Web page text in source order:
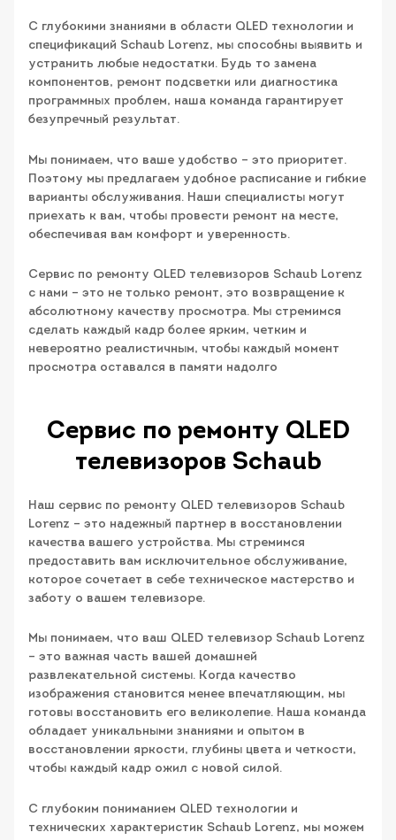
С глубокими знаниями в области QLED технологии и
спецификаций Schaub Lorenz, мы способны выявить и
устранить любые недостатки. Будь то замена
компонентов, ремонт подсветки или диагностика
программных проблем, наша команда гарантирует
безупречный результат.
Мы понимаем, что ваше удобство – это приоритет.
Поэтому мы предлагаем удобное расписание и гибкие
варианты обслуживания. Наши специалисты могут
приехать к вам, чтобы провести ремонт на месте,
обеспечивая вам комфорт и уверенность.
Сервис по ремонту QLED телевизоров Schaub Lorenz
с нами – это не только ремонт, это возвращение к
абсолютному качеству просмотра. Мы стремимся
сделать каждый кадр более ярким, четким и
невероятно реалистичным, чтобы каждый момент
просмотра оставался в памяти надолго
Сервис по ремонту QLED
телевизоров Schaub
Наш сервис по ремонту QLED телевизоров Schaub
Lorenz – это надежный партнер в восстановлении
качества вашего устройства. Мы стремимся
предоставить вам исключительное обслуживание,
которое сочетает в себе техническое мастерство и
заботу о вашем телевизоре.
Мы понимаем, что ваш QLED телевизор Schaub Lorenz
– это важная часть вашей домашней
развлекательной системы. Когда качество
изображения становится менее впечатляющим, мы
готовы восстановить его великолепие. Наша команда
обладает уникальными знаниями и опытом в
восстановлении яркости, глубины цвета и четкости,
чтобы каждый кадр ожил с новой силой.
С глубоким пониманием QLED технологии и
технических характеристик Schaub Lorenz, мы можем